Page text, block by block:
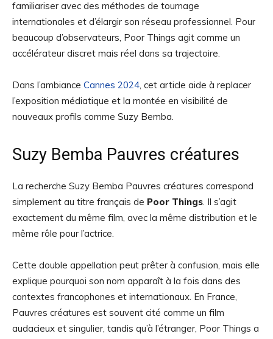
familiariser avec des méthodes de tournage
internationales et d’élargir son réseau professionnel. Pour
beaucoup d’observateurs, Poor Things agit comme un
accélérateur discret mais réel dans sa trajectoire.
Dans l’ambiance Cannes 2024, cet article aide à replacer
l’exposition médiatique et la montée en visibilité de
nouveaux profils comme Suzy Bemba.
Suzy Bemba Pauvres créatures
La recherche Suzy Bemba Pauvres créatures correspond
simplement au titre français de Poor Things. Il s’agit
exactement du même film, avec la même distribution et le
même rôle pour l’actrice.
Cette double appellation peut prêter à confusion, mais elle
explique pourquoi son nom apparaît à la fois dans des
contextes francophones et internationaux. En France,
Pauvres créatures est souvent cité comme un film
audacieux et singulier, tandis qu’à l’étranger, Poor Things a